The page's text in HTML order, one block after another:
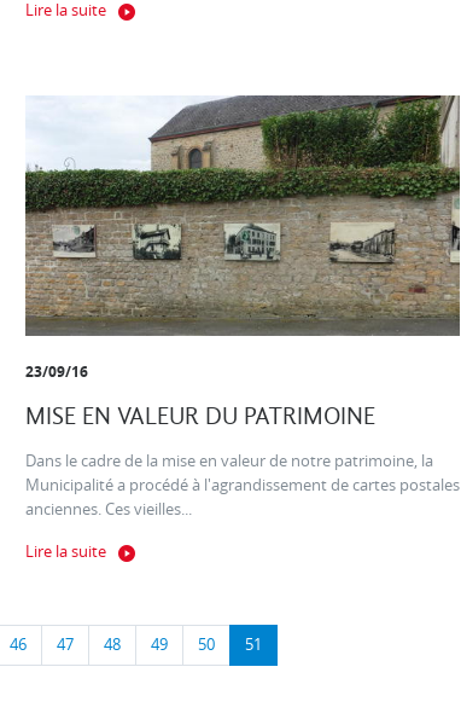
Lire la suite
23/09/16
MISE EN VALEUR DU PATRIMOINE
Dans le cadre de la mise en valeur de notre patrimoine, la
Municipalité a procédé à l'agrandissement de cartes postales
anciennes. Ces vieilles...
Lire la suite
46 47 48 49 50 51